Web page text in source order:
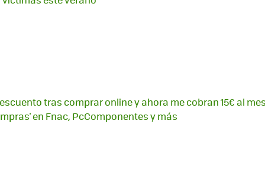
tras comprar online y ahora me cobran 15€ al
en Fnac, PcComponentes y más